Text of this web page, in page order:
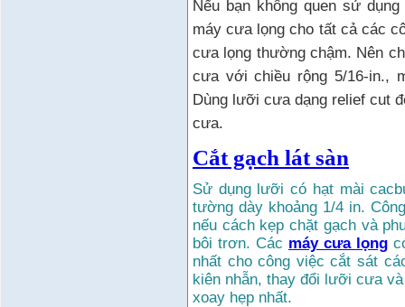
Nếu bạn không quen sử
máy cưa lọng cho tất cả các
cưa lọng thường chậm. Nên
cưa với chiều rộng 5/16-in.,
Dùng lưỡi cưa dạng relief cut
cưa.
Cắt gạch lát sàn
Sử dụng lưỡi có hạt mài
tường dày khoảng 1/4 in.
nếu cách kẹp chặt gạch và
bôi trơn. Các máy cưa lọng
nhất cho công việc cắt sát
kiên nhẫn, thay đổi lưỡi cưa
xoay hẹp nhất.